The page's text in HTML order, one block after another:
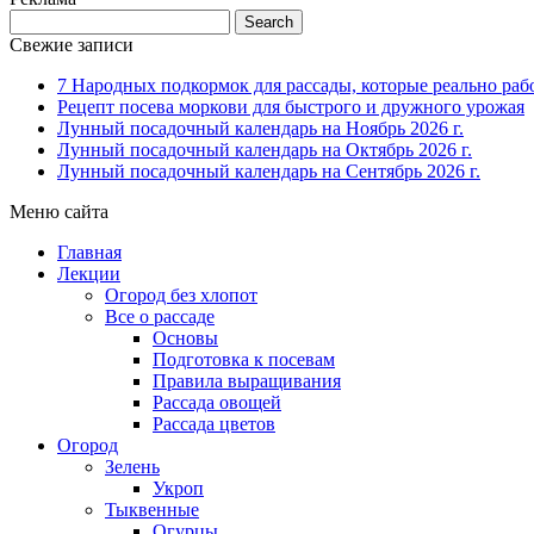
Свежие записи
7 Народных подкормок для рассады, которые реально
Рецепт посева моркови для быстрого и дружного урожая
Лунный посадочный календарь на Ноябрь 2026 г.
Лунный посадочный календарь на Октябрь 2026 г.
Лунный посадочный календарь на Сентябрь 2026 г.
Меню сайта
Главная
Лекции
Огород без хлопот
Все о рассаде
Основы
Подготовка к посевам
Правила выращивания
Рассада овощей
Рассада цветов
Огород
Зелень
Укроп
Тыквенные